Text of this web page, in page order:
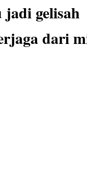
gelisah
dari